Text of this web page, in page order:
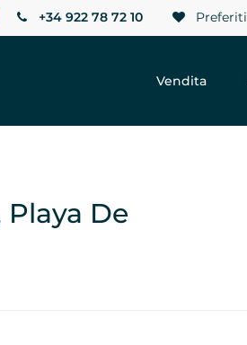
Preferiti
+34 922 78 72 10
Vendita
De